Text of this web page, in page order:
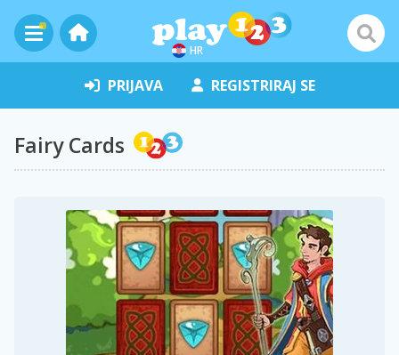
HR
PRIJAVA REGISTRIRAJ SE
Fairy Cards